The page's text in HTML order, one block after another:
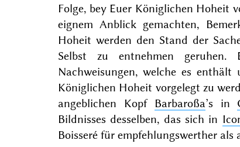
Folge, bey Euer Königlichen Hoheit
eignem Anblick gemachten,
Hoheit werden den Stand der
Selbst zu entnehmen
Nachweisungen, welche es
Königlichen Hoheit vorgelegt zu
angeblichen Kopf Barbaroßa’s in
Bildnisses desselben, das sich in
Boisseré für empfehlungswerther